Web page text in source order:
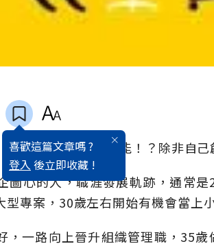
喜歡這篇文章嗎 ?
登入 後立即收藏 !
天方夜譚，怎有可能！？除非自己
圖心的人，職涯發展軌跡，通常
型專案，30歲左右開始有機會當上
，一路向上晉升組織管理職，35